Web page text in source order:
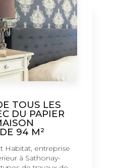
TOUS LES
DU PAPIER
94 M²
Habitat, entreprise
à Sathonay-